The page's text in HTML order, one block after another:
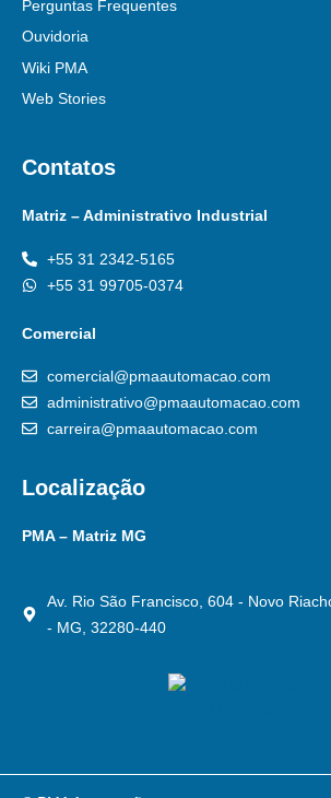
Perguntas Frequentes
Ouvidoria
Wiki PMA
Web Stories
Contatos
Matriz – Administrativo Industrial
+55 31 2342-5165
+55 31 99705-0374
Comercial
comercial@pmaautomacao.com
administrativo@pmaautomacao.com
carreira@pmaautomacao.com
Localização
PMA – Matriz MG
Av. Rio São Francisco, 604 - Novo
- MG, 32280-440